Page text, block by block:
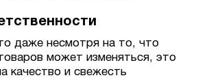
даже несмотря на то, что
может изменяться, это
качество и свежесть